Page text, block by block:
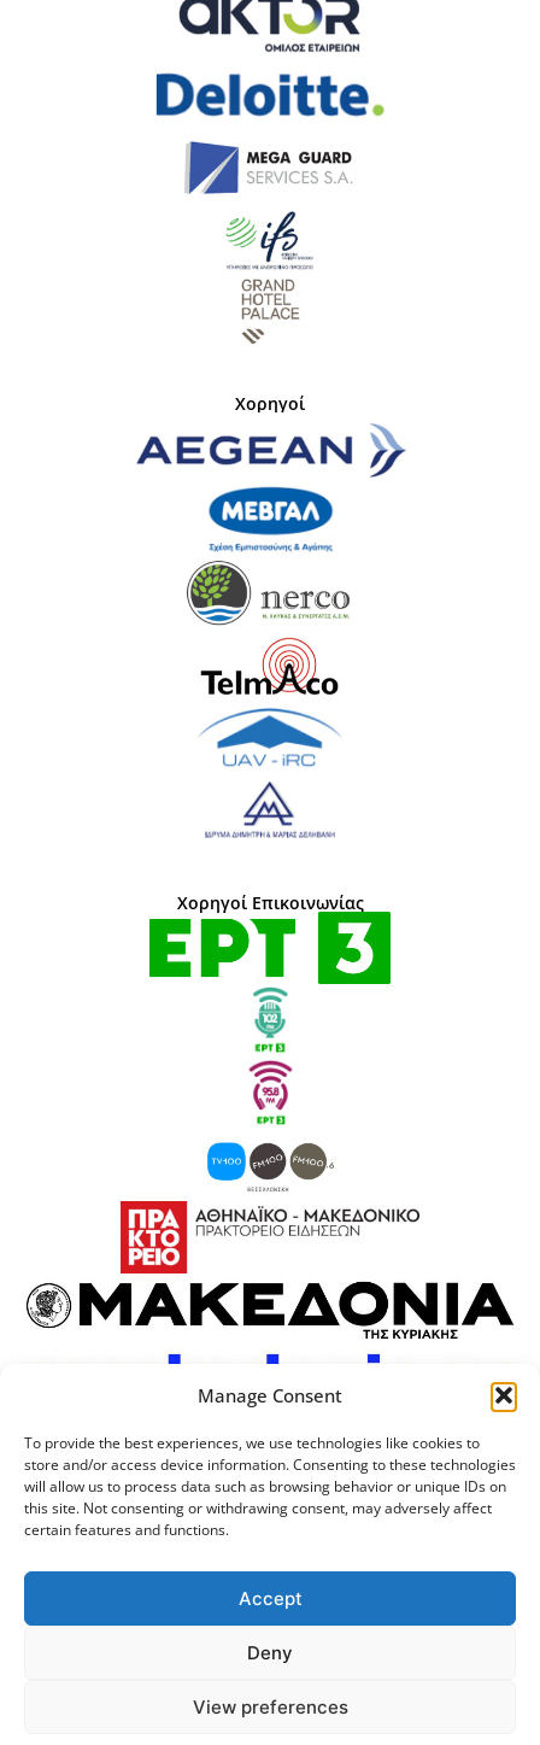
Manage Consent
To provide the best experiences, we use technologies like cookies to
store and/or access device information. Consenting to these technologies
will allow us to process data such as browsing behavior or unique IDs on
this site. Not consenting or withdrawing consent, may adversely affect
certain features and functions.
Accept
Deny
View preferences
Χορηγοί
Χορηγοί Επικοινωνίας
Προσωπικά Δεδομένα
Λογότυπος
Πανεπιστήμιο Θεσσαλονίκης
Διακυβέρνησης ΑΠΘ